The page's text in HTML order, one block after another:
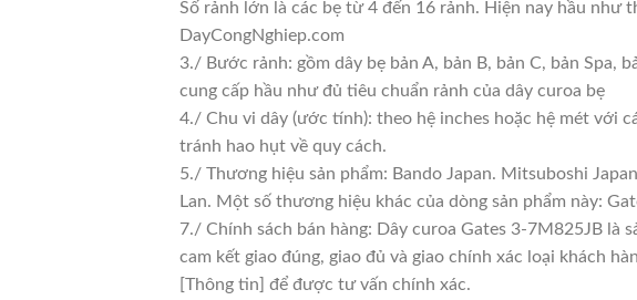
Số rảnh lớn là các bẹ từ 4 đến 16 rảnh. Hiện nay hầu
DayCongNghiep.com
3./ Bước rảnh: gồm dây bẹ bản A, bản B, bản C, bản Spa,
cung cấp hầu như đủ tiêu chuẩn rảnh của dây curoa bẹ
4./ Chu vi dây (ước tính): theo hệ inches hoặc hệ mét với
tránh hao hụt về quy cách.
5./ Thương hiệu sản phẩm: Bando Japan. Mitsuboshi
Lan. Một số thương hiệu khác của dòng sản phẩm này:
7./ Chính sách bán hàng: Dây curoa Gates 3-7M825JB
cam kết giao đúng, giao đủ và giao chính xác loại khách
[Thông tin] để được tư vấn chính xác.